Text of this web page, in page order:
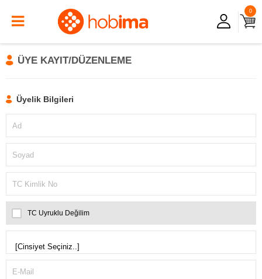
0
ÜYE KAYIT/DÜZENLEME
Üyelik Bilgileri
Ad
Soyad
TC Kimlik No
TC Uyruklu Değilim
E-Mail